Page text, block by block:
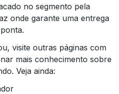
no segmento pela
onde garante uma entrega
visite outras páginas com
mais conhecimento sobre
Veja ainda: